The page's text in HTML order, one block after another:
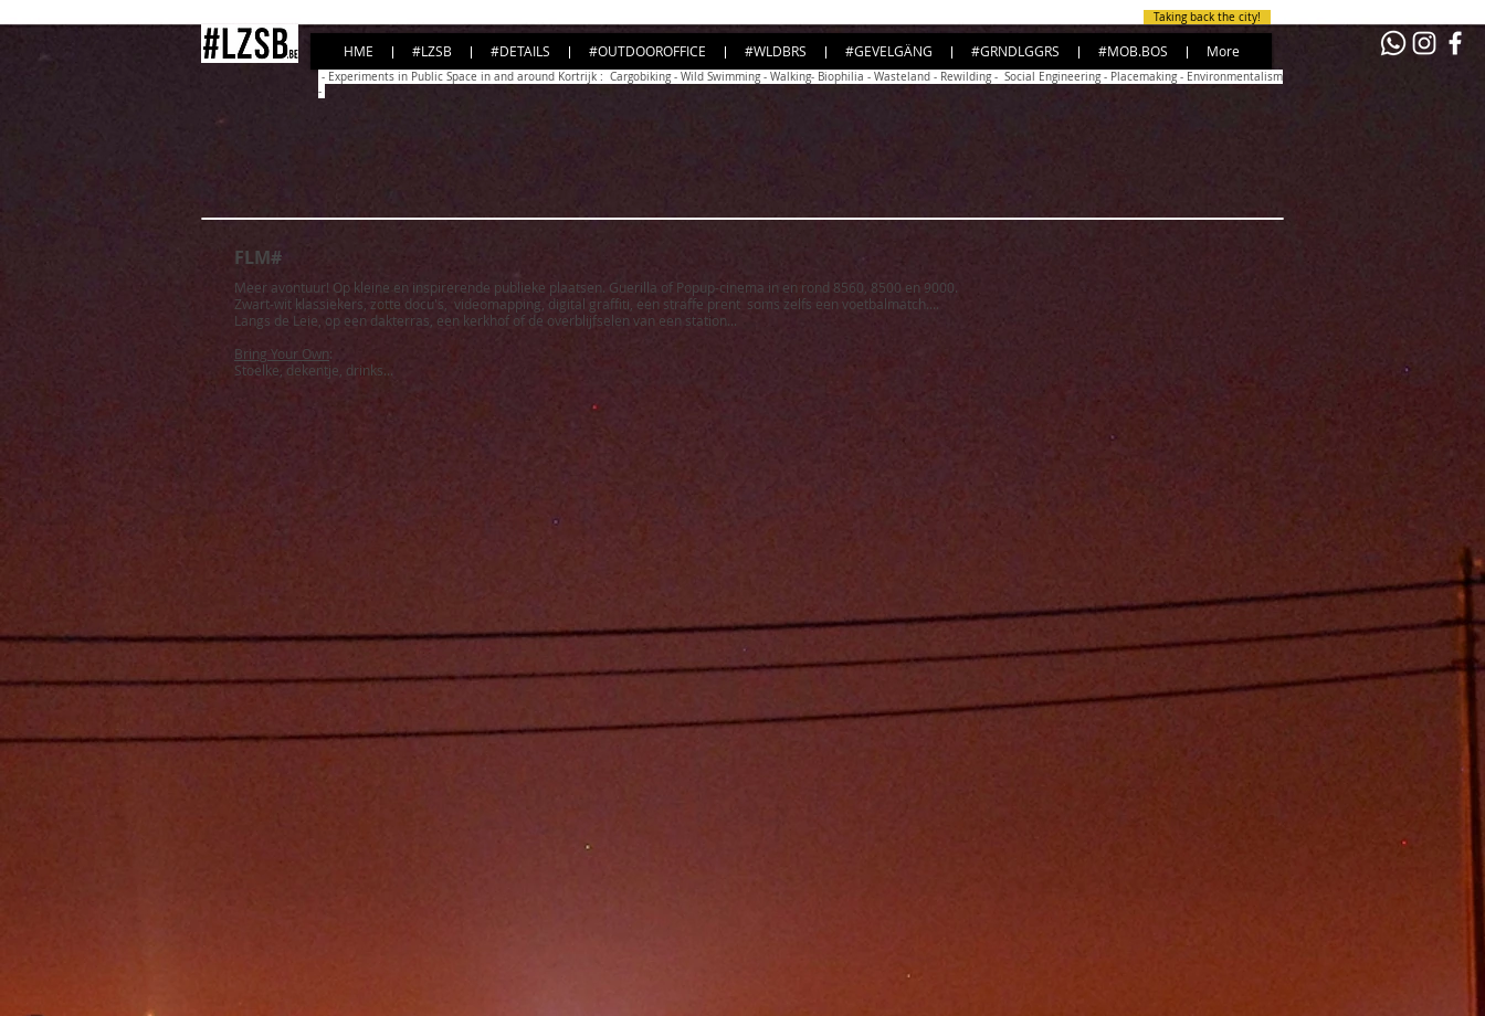
Taking back the city!
HME #LZSB #DETAILS #OUTDOOROFFICE #WLDBRS #GEVELGÄNG #GRNDLGGRS #MOB.BOS More
- Experiments in Public Space in and around Kortrijk : Cargobiking - Wild Swimming - Walking- Biophilia - Wasteland - Rewilding - Social Engineering - Placemaking - Environmentalism
-
FLM#
Meer avontuur! Op kleine en inspirerende publieke plaatsen. Guerilla of Popup-cinema in en rond 8560, 8500 en 9000.
Zwart-wit klassiekers, zotte docu's, videomapping, digital graffiti, een straffe prent soms zelfs een voetbalmatch....
Langs de Leie, op een dakterras, een kerkhof of de overblijfselen van een station...
Bring Your Own:
Stoelke, dekentje, drinks...